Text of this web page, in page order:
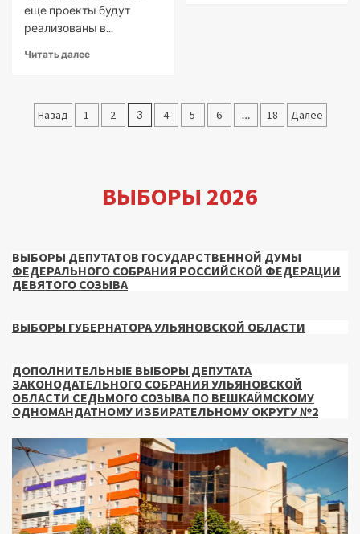
еще проекты будут
реализованы в...
Читать далее
Пагинация
Назад 1 2 3 4 5 6 … 18 Далее
ВЫБОРЫ 2026
ВЫБОРЫ ДЕПУТАТОВ ГОСУДАРСТВЕННОЙ ДУМЫ
ФЕДЕРАЛЬНОГО СОБРАНИЯ РОССИЙСКОЙ ФЕДЕРАЦИИ
ДЕВЯТОГО СОЗЫВА
ВЫБОРЫ ГУБЕРНАТОРА УЛЬЯНОВСКОЙ ОБЛАСТИ
ДОПОЛНИТЕЛЬНЫЕ ВЫБОРЫ ДЕПУТАТА
ЗАКОНОДАТЕЛЬНОГО СОБРАНИЯ УЛЬЯНОВСКОЙ
ОБЛАСТИ СЕДЬМОГО СОЗЫВА ПО ВЕШКАЙМСКОМУ
ОДНОМАНДАТНОМУ ИЗБИРАТЕЛЬНОМУ ОКРУГУ №2